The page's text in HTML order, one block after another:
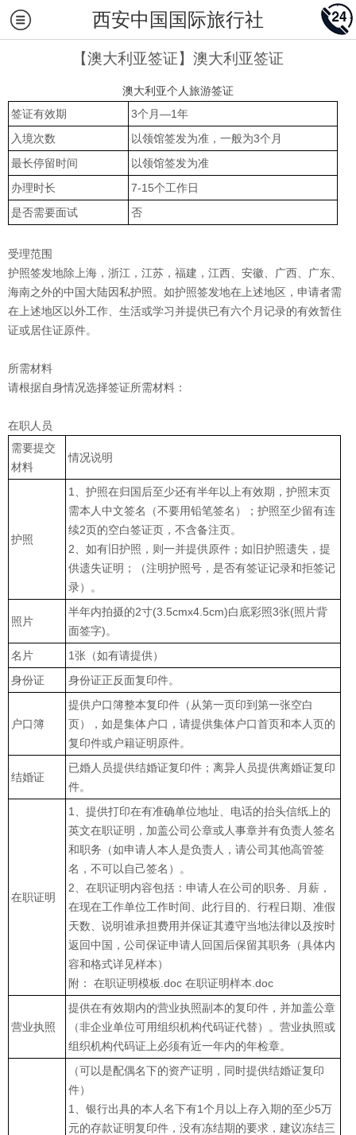
西安中国国际旅行社
【澳大利亚签证】澳大利亚签证
澳大利亚个人旅游签证
签证有效期
3个月—1年
入境次数
以领馆签发为准，一般为3个月
最长停留时间
以领馆签发为准
办理时长
7-15个工作日
是否需要面试
否
受理范围
护照签发地除上海，浙江，江苏，福建，江西、安徽、广西、广东、
海南之外的中国大陆因私护照。如护照签发地在上述地区，申请者需
在上述地区以外工作、生活或学习并提供已有六个月记录的有效暂住
证或居住证原件。
所需材料
请根据自身情况选择签证所需材料：
在职人员
需要提交
材料
情况说明
护照
1、护照在归国后至少还有半年以上有效期，护照末页
需本人中文签名（不要用铅笔签名）；护照至少留有连
续2页的空白签证页，不含备注页。
2、如有旧护照，则一并提供原件；如旧护照遗失，提
供遗失证明；（注明护照号，是否有签证记录和拒签记
录）。
照片
半年内拍摄的2寸(3.5cmx4.5cm)白底彩照3张(照片背
面签字)。
名片
1张（如有请提供）
身份证
身份证正反面复印件。
户口簿
提供户口簿整本复印件（从第一页印到第一张空白
页），如是集体户口，请提供集体户口首页和本人页的
复印件或户籍证明原件。
结婚证
已婚人员提供结婚证复印件；离异人员提供离婚证复印
件。
在职证明
1、提供打印在有准确单位地址、电话的抬头信纸上的
英文在职证明，加盖公司公章或人事章并有负责人签名
和职务（如申请人本人是负责人，请公司其他高管签
名，不可以自己签名）。
2、在职证明内容包括：申请人在公司的职务、月薪，
在现在工作单位工作时间、此行目的、行程日期、准假
天数、说明谁承担费用并保证其遵守当地法律以及按时
返回中国，公司保证申请人回国后保留其职务（具体内
容和格式详见样本）
附： 在职证明模板.doc 在职证明样本.doc
营业执照
提供在有效期内的营业执照副本的复印件，并加盖公章
（非企业单位可用组织机构代码证代替）。营业执照或
组织机构代码证上必须有近一年内的年检章。
（可以是配偶名下的资产证明，同时提供结婚证复印
件）
1、银行出具的本人名下有1个月以上存入期的至少5万
元的存款证明复印件，没有冻结期的要求，建议冻结三